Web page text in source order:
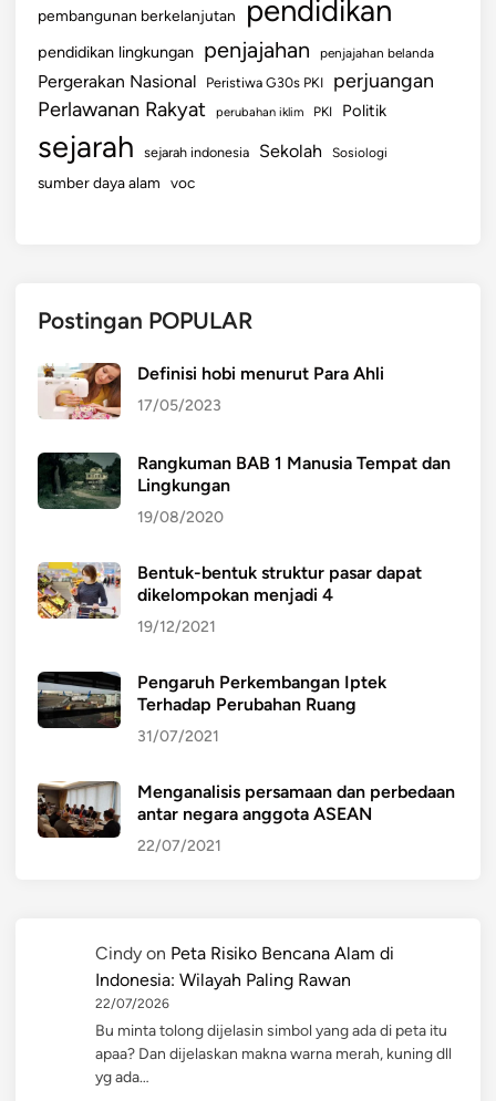
pembangunan berkelanjutan pendidikan
pendidikan lingkungan penjajahan penjajahan belanda
Pergerakan Nasional Peristiwa G30s PKI perjuangan
Perlawanan Rakyat perubahan iklim PKI Politik
sejarah sejarah indonesia Sekolah Sosiologi
sumber daya alam voc
Postingan POPULAR
Definisi hobi menurut Para Ahli
17/05/2023
Rangkuman BAB 1 Manusia Tempat dan
Lingkungan
19/08/2020
Bentuk-bentuk struktur pasar dapat
dikelompokan menjadi 4
19/12/2021
Pengaruh Perkembangan Iptek
Terhadap Perubahan Ruang
31/07/2021
Menganalisis persamaan dan perbedaan
antar negara anggota ASEAN
22/07/2021
Cindy on Peta Risiko Bencana Alam di
Indonesia: Wilayah Paling Rawan
22/07/2026
Bu minta tolong dijelasin simbol yang ada di peta itu
apaa? Dan dijelaskan makna warna merah, kuning dll
yg ada…